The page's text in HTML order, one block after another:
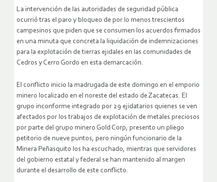
La intervención de las autoridades de seguridad pública
ocurrió tras el paro y bloqueo de por lo menos trescientos
campesinos que piden que se consumen los acuerdos firmados
en una minuta que concreta la liquidación de indemnizaciones
para la explotación de tierras ejidales en las comunidades de
Cedros y Cerro Gordo en esta demarcación.
El conflicto inicio la madrugada de este domingo en el emporio
minero localizado en el noreste del estado de Zacatecas. El
grupo inconforme integrado por 29 ejidatarios quienes se ven
afectados por los trabajos de explotación de metales preciosos
por parte del grupo minero Gold Corp, presento un pliego
petitorio de nueve puntos, pero ningún funcionario de la
Minera Peñasquito los ha escuchado, mientras que servidores
del gobierno estatal y federal se han mantenido al margen
durante el desarrollo de este conflicto.